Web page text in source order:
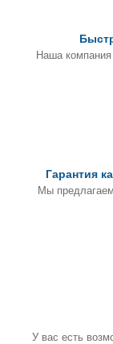
Наша компания
Гарантия
Мы
У вас есть